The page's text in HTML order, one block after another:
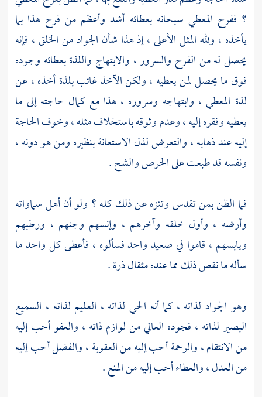
؟ ففرح المعطي سبحانه بعطائه أشد وأعظم من فرح هذا بما
يأخذه ، ولله المثل الأعلى ، إذ هذا شأن الجواد من الخلق ، فإنه
يحصل له من الفرح والسرور ، والابتهاج واللذة بعطائه وجوده
فوق ما يحصل لمن يعطيه ، ولكن الآخذ غائب بلذة أخذه ، عن
لذة المعطي ، وابتهاجه وسروره ، هذا مع كمال حاجته إلى ما
يعطيه وفقره إليه ، وعدم وثوقه باستخلاف مثله ، وخوف الحاجة
إليه عند ذهابه ، والتعرض لذل الاستعانة بنظيره ومن هو دونه ،
ونفسه قد طبعت على الحرص والشح .
فما الظن بمن تقدس وتنزه عن ذلك كله ؟ ولو أن أهل سماواته
وأرضه ، وأول خلقه وآخرهم ، وإنسهم وجنهم ، ورطبهم
ويابسهم ، قاموا في صعيد واحد فسألوه ، فأعطى كل واحد ما
سأله ما نقص ذلك مما عنده مثقال ذرة .
وهو الجواد لذاته ، كما أنه الحي لذاته ، العليم لذاته ، السميع
البصير لذاته ، فجوده العالي من لوازم ذاته ، والعفو أحب إليه
من الانتقام ، والرحمة أحب إليه من العقوبة ، والفضل أحب إليه
من العدل ، والعطاء أحب إليه من المنع .